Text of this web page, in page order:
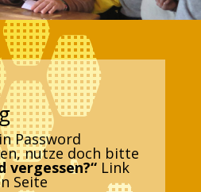
Password
nutze doch bitte
vergessen?“Link
Seite